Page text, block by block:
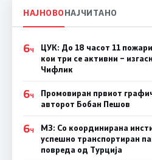
НАЈНОВОНАЈЧИТАНО
6Ч
ЦУК: До 18 часот 11
кои три се активни –
Чифлик
6Ч
Промовиран првиот
авторот Бобан Пешов
6Ч
МЗ: Со координирана
успешно транспортиран
повреда од Турција